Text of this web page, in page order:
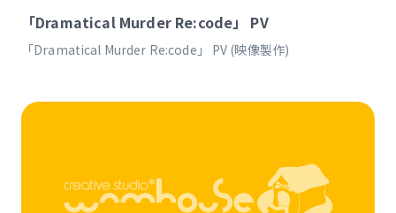
「Dramatical Murder Re:code」 PV
「Dramatical Murder Re:code」 PV (映像製作)